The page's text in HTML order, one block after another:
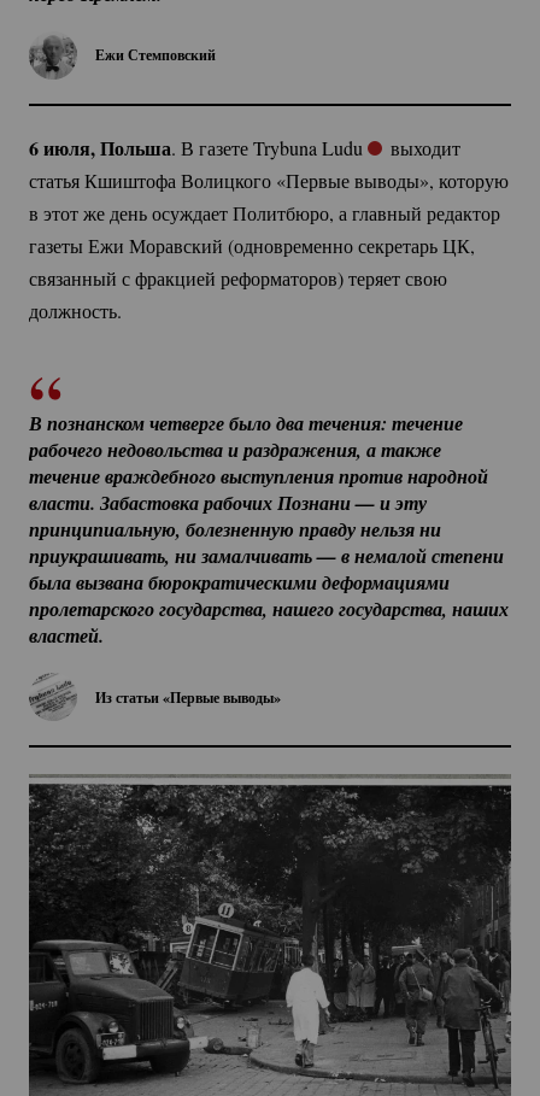
Ежи Стемповский
6 июля, Польша. В газете Trybuna Ludu
выходит
статья Кшиштофа Волицкого «Первые выводы», которую
в этот же день осуждает Политбюро, а главный редактор
газеты Ежи Моравский (одновременно секретарь ЦК,
связанный с фракцией реформаторов) теряет свою
должность.
Из статьи «Первые выводы»
В познанском четверге было два течения: течение
рабочего недовольства и раздражения, а также
течение враждебного выступления против народной
власти. Забастовка рабочих Познани — и эту
принципиальную, болезненную правду нельзя ни
приукрашивать, ни замалчивать — в немалой степени
была вызвана бюрократическими деформациями
пролетарского государства, нашего государства, наших
властей.